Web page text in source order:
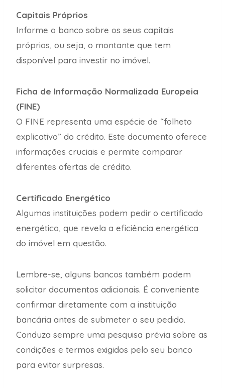
Capitais Próprios
Informe o banco sobre os seus capitais
próprios, ou seja, o montante que tem
disponível para investir no imóvel.
Ficha de Informação Normalizada Europeia
(FINE)
O FINE representa uma espécie de “folheto
explicativo” do crédito. Este documento oferece
informações cruciais e permite comparar
diferentes ofertas de crédito.
Certificado Energético
Algumas instituições podem pedir o certificado
energético, que revela a eficiência energética
do imóvel em questão.
Lembre-se, alguns bancos também podem
solicitar documentos adicionais. É conveniente
confirmar diretamente com a instituição
bancária antes de submeter o seu pedido.
Conduza sempre uma pesquisa prévia sobre as
condições e termos exigidos pelo seu banco
para evitar surpresas.